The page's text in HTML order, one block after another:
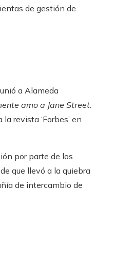
de gestión de
a Alameda
amo a Jane Street.
revista ‘Forbes’ en
por parte de los
que llevó a la quiebra
de intercambio de